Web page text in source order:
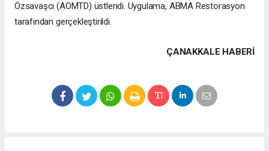
Özsavaşcı (AOMTD) üstlendi. Uygulama, ABMA Restorasyon
tarafından gerçekleştirildi.
ÇANAKKALE HABERİ